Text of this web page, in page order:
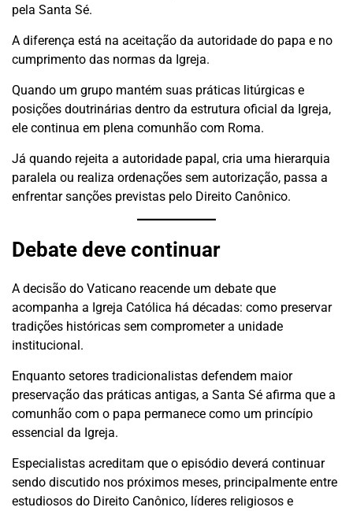
pela Santa Sé.
A diferença está na aceitação da autoridade do papa e no
cumprimento das normas da Igreja.
Quando um grupo mantém suas práticas litúrgicas e
posições doutrinárias dentro da estrutura oficial da Igreja,
ele continua em plena comunhão com Roma.
Já quando rejeita a autoridade papal, cria uma hierarquia
paralela ou realiza ordenações sem autorização, passa a
enfrentar sanções previstas pelo Direito Canônico.
Debate deve continuar
A decisão do Vaticano reacende um debate que
acompanha a Igreja Católica há décadas: como preservar
tradições históricas sem comprometer a unidade
institucional.
Enquanto setores tradicionalistas defendem maior
preservação das práticas antigas, a Santa Sé afirma que a
comunhão com o papa permanece como um princípio
essencial da Igreja.
Especialistas acreditam que o episódio deverá continuar
sendo discutido nos próximos meses, principalmente entre
estudiosos do Direito Canônico, líderes religiosos e